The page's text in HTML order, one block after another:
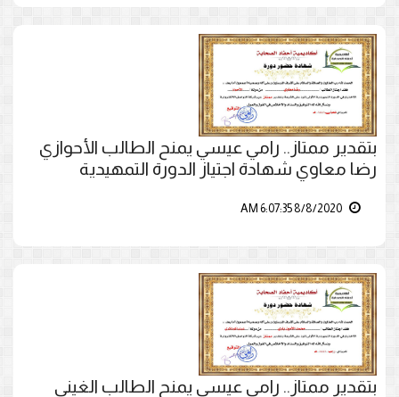
بتقدير ممتاز.. رامي عيسي يمنح الطالب الأحوازي
رضا معاوي شهادة اجتياز الدورة التمهيدية
بتقدير ممتاز.. رامي عيسي يمنح الطالب الغيني